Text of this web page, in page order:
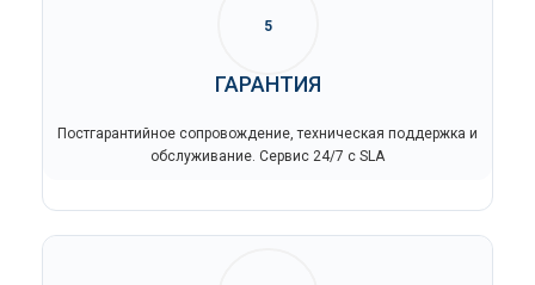
5
ГАРАНТИЯ
Постгарантийное сопровождение, техническая поддержка и
обслуживание. Сервис 24/7 с SLA